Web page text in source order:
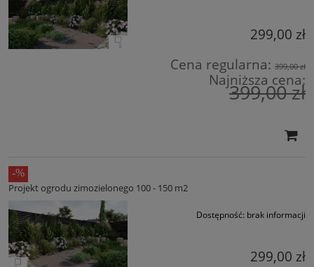
299,00 zł
Cena regularna: 399,00 zł
Najniższa cena:
399,00 zł
Projekt ogrodu zimozielonego 100 - 150 m2
Dostępność: brak informacji
299,00 zł